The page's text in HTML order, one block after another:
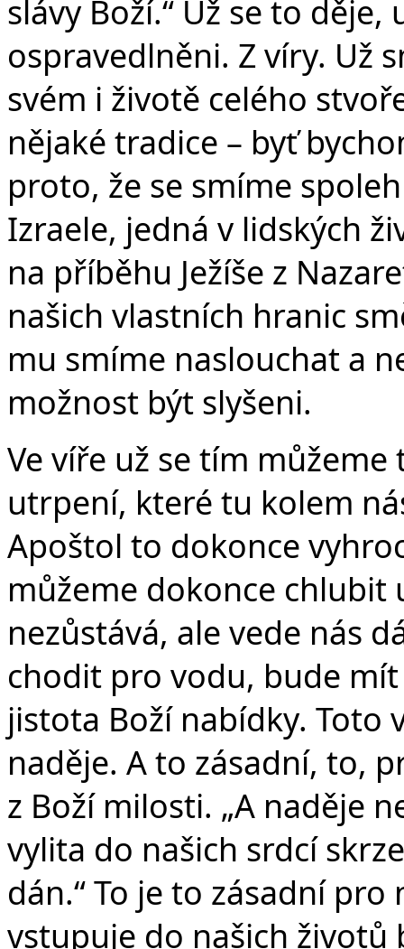
slávy Boží.“ Už se to
ospravedlněni. Z víry. Už
svém i životě celého
nějaké tradice – byť
proto, že se smíme
Izraele, jedná v lidských
na příběhu Ježíše z
našich vlastních hranic
mu smíme naslouchat a
možnost být slyšeni.
Ve víře už se tím
utrpení, které tu kolem
Apoštol to dokonce
můžeme dokonce
nezůstává, ale vede nás
chodit pro vodu, bude
jistota Boží nabídky. Toto
naděje. A to zásadní, to,
z Boží milosti. „A naděje
vylita do našich srdcí
dán.“ To je to zásadní
vstupuje do našich životů